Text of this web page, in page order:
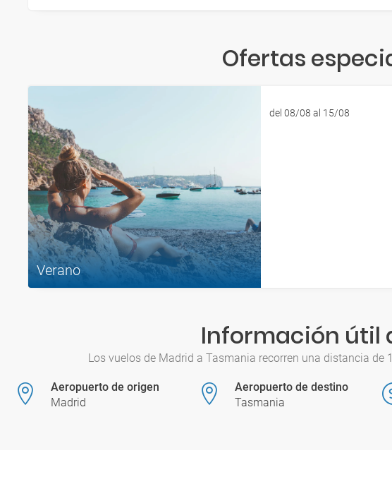
Ofertas
Verano
del 08/08 al 15/08
Información útil
Los vuelos de Madrid a Tasmania recorren una distancia
Aeropuerto de origen
Madrid
Aeropuerto de destino
Tasmania